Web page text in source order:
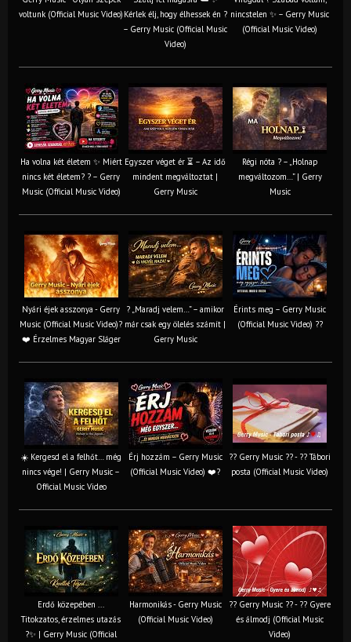
voltunk (Official Music Video) Kérlek élj, hogy élhessek én ?
– Gerry Music (Official Music
Video)
nincstelen ✨ – Gerry Music
(Official Music Video)
Ha volna két életem ✨ Miért
nincs két életem? ? – Gerry
Music (Official Music Video)
Egyszer véget ér ⏳ – Az idő
mindent megváltoztat |
Gerry Music
Régi nóta ? – „Holnap
megváltozom…” | Gerry
Music
Nyári éjek asszonya - Gerry
Music (Official Music Video)?
❤️ Érzelmes Magyar Sláger
? „Maradj velem…” – amikor
már csak egy ölelés számít |
Gerry Music
Érints meg – Gerry Music
(Official Music Video) ??
☀️ Kergesd el a felhőt… még
nincs vége! | Gerry Music –
Official Music Video
Érj hozzám – Gerry Music
(Official Music Video) ❤️?
?? Gerry Music ?? - ?? Tábori
posta (Official Music Video)
Erdő közepében ...
Titokzatos, érzelmes utazás
?✨ | Gerry Music (Official
Harmonikás - Gerry Music
(Official Music Video)
?? Gerry Music ?? - ?? Gyere
és álmodj (Official Music
Video)